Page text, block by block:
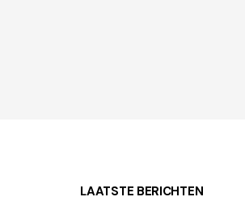
LAATSTE BERICHTEN